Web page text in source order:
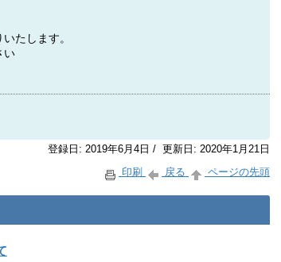
たします。
い
登録日: 2019年6月4日 / 更新日: 2020年1月21日
印刷
戻る ページの先頭